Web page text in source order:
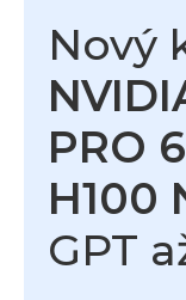
Nový
PRO
H100
GPT